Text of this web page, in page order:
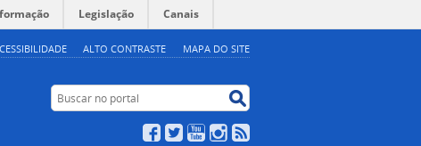
ALTO CONTRASTE MAPA DO SITE
Legislação Canais
Buscar no portal
Facebook
TwitterYouTubeInstagram